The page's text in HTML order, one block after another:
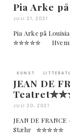
Pia Arke
JULI 21, 2021
Pia Arke på
✮✮✮✮✮ Hvem
KUNST
JEAN DE
JULI 20, 2021
JEAN DE
Stæhr ✮✮✮✮✮ Vi